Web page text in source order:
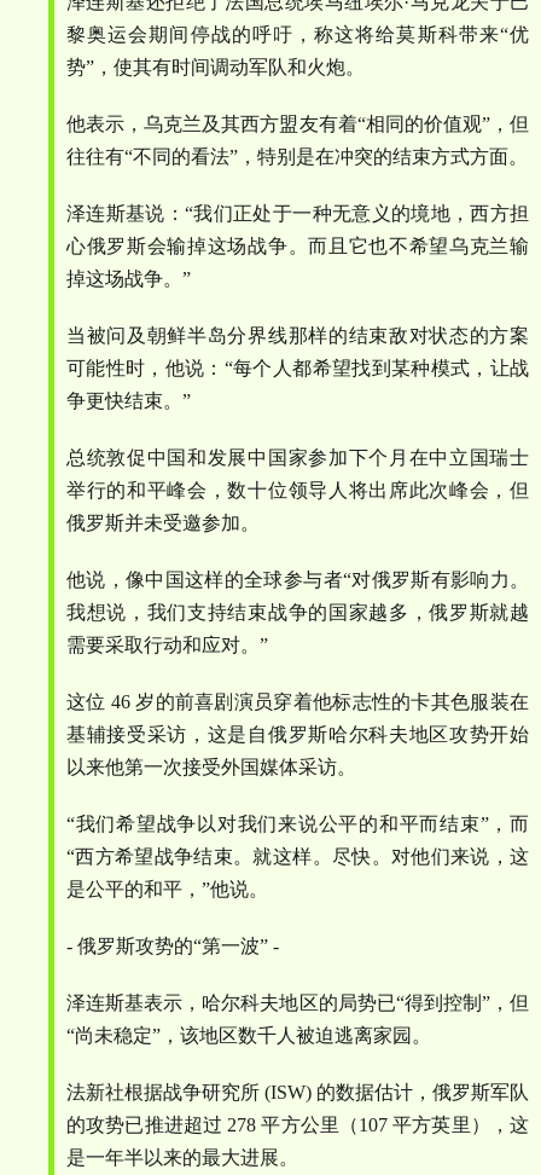
黎奥运会期间停战的呼吁，称这将给莫斯科带来“优
势” ，使其有时间调动军队和火炮。
他表示，乌克兰及其西方盟友有着“相同的价值观”，但
往往有“不同的看法” ，特别是在冲突的结束方式方面。
泽连斯基说：“我们正处于一种无意义的境地，西方担
心俄罗斯会输掉这场战争。而且它也不希望乌克兰输
掉这场战争。 ”
当被问及朝鲜半岛分界线那样的结束敌对状态的方案
可能性时，他说： “每个人都希望找到某种模式，让战
争更快结束。 ”
总统敦促中国和发展中国家参加下个月在中立国瑞士
举行的和平峰会，数十位领导人将出席此次峰会，但
俄罗斯并未受邀参加。
他说，像中国这样的全球参与者“对俄罗斯有影响力。
我想说，我们支持结束战争的国家越多，俄罗斯就越
需要采取行动和应对。 ”
这位 46岁的前喜剧演员穿着他标志性的卡其色服装在
基辅接受采访，这是自俄罗斯哈尔科夫地区攻势开始
以来他第一次接受外国媒体采访。
“我们希望战争以对我们来说公平的和平而结束”，而
“西方希望战争结束。就这样。尽快。对他们来说，这
是公平的和平， ”他说。
- 俄罗斯攻势的“第一波” -
泽连斯基表示，哈尔科夫地区的局势已“得到控制 ”，但
“尚未稳定” ，该地区数千人被迫逃离家园。
法新社根据战争研究所 (ISW) 的数据估计，俄罗斯军队
的攻势已推进超过 278平方公里（107平方英里），这
是一年半以来的最大进展。